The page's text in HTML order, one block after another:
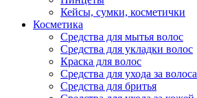
Кейсы, сумки, косметички
Косметика
Средства для мытья волос
Средства для укладки волос
Краска для волос
Средства для ухода за
Средства для бритья